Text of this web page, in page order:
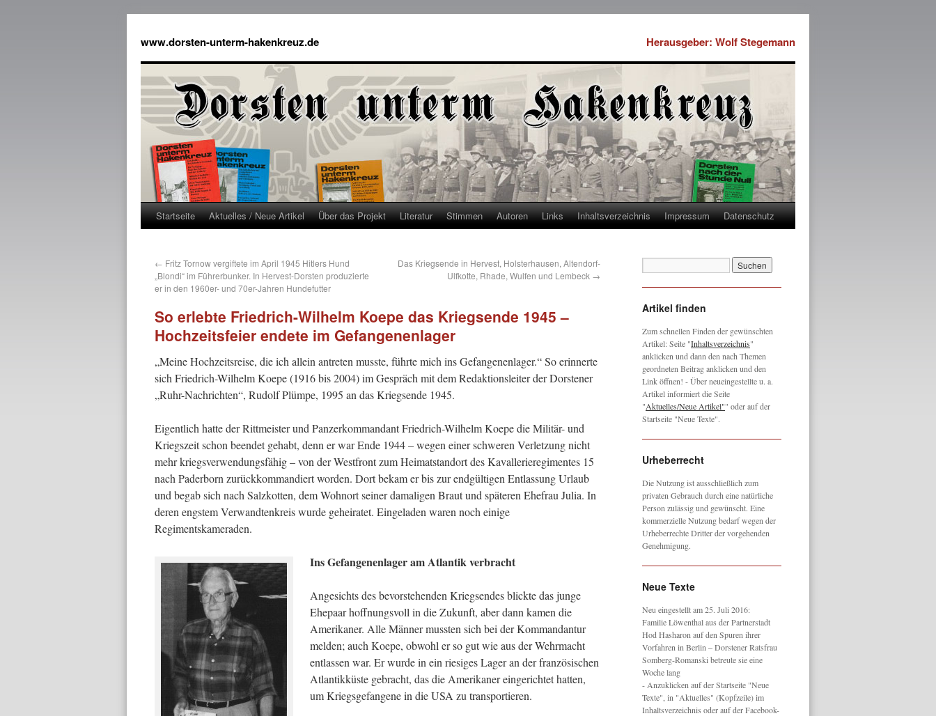
www.dorsten-unterm-hakenkreuz.de Herausgeber: Wolf Stegemann
Startseite Aktuelles / Neue Artikel Über das Projekt Literatur Stimmen Autoren Links Inhaltsverzeichnis Impressum Datenschutz
← Fritz Tornow vergiftete im April 1945 Hitlers Hund
„Blondi“ im Führerbunker. In Hervest-Dorsten produzierte
er in den 1960er- und 70er-Jahren Hundefutter
Das Kriegsende in Hervest, Holsterhausen, Altendorf-
Ulfkotte, Rhade, Wulfen und Lembeck →
So erlebte Friedrich-Wilhelm Koepe das Kriegsende 1945 –
Hochzeitsfeier endete im Gefangenenlager
„Meine Hochzeitsreise, die ich al­lein antreten musste, führ­te mich ins Gefangenenla­ger.“ So erinnerte
sich Friedrich-Wilhelm Koepe (1916 bis 2004) im Gespräch mit dem Redaktionsleiter der Dorstener
„Ruhr-Nachrichten“, Rudolf Plümpe, 1995 an das Kriegsende 1945.
Eigentlich hatte der Rittmeister und Panzerkommandant Friedrich-Wilhelm Koepe die Militär- und
Kriegszeit schon beendet gehabt, denn er war Ende 1944 – wegen einer schweren Ver­letzung nicht
mehr kriegsverwendungsfähig – von der Westfront zum Heimatstand­ort des Kavallerieregimentes 15
nach Paderborn zurück­kommandiert worden. Dort bekam er bis zur endgültigen Entlassung Urlaub
und begab sich nach Salzkotten, dem Wohnort seiner damaligen Braut und späteren Ehefrau Julia. In
deren engstem Verwandtenkreis wurde geheiratet. Eingeladen waren noch einige
Regimentskameraden.
Ins Gefangenenlager am Atlantik verbracht
Angesichts des bevorste­henden Kriegsendes blickte das junge
Ehepaar hoff­nungsvoll in die Zukunft, aber dann kamen die
Ameri­kaner. Alle Männer mussten sich bei der Kommandantur
melden; auch Koepe, obwohl er so gut wie aus der Wehr­macht
entlassen war. Er wur­de in ein riesiges Lager an der französischen
Atlantik­küste gebracht, das die Ame­rikaner eingerichtet hatten,
um Kriegsgefangene in die USA zu transportieren.
Artikel finden
Zum schnellen Finden der gewünschten
Artikel: Seite "Inhaltsverzeichnis"
anklicken und dann den nach Themen
geordneten Beitrag anklicken und den
Link öffnen! - Über neueingestellte u. a.
Artikel informiert die Seite
"Aktuelles/Neue Artikel"" oder auf der
Startseite "Neue Texte".
Urheberrecht
Die Nutzung ist ausschließlich zum
privaten Gebrauch durch eine natürliche
Person zulässig und gewünscht. Eine
kommerzielle Nutzung bedarf wegen der
Urheberrechte Dritter der vorgehenden
Genehmigung.
Neue Texte
Neu eingestellt am 25. Juli 2016:
Familie Löwenthal aus der Partnerstadt
Hod Hasharon auf den Spuren ihrer
Vorfahren in Berlin – Dorstener Ratsfrau
Somberg-Romanski betreute sie eine
Woche lang
- Anzuklicken auf der Startseite "Neue
Texte", in "Aktuelles" (Kopfzeile) im
Inhaltsverzeichnis oder auf der Facebook-